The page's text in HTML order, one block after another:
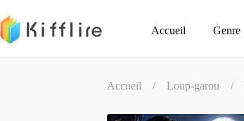
Accueil Genre
Accueil / Loup-garou /